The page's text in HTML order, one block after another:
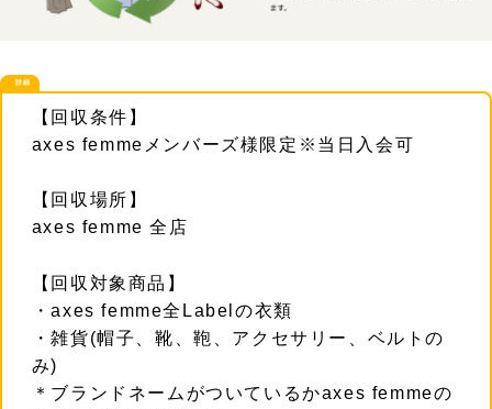
詳細
【回収条件】
axes femmeメンバーズ様限定※当日入会可
【回収場所】
axes femme 全店
【回収対象商品】
・axes femme全Labelの衣類
・雑貨(帽子、靴、鞄、アクセサリー、ベルトの
み)
＊ブランドネームがついているかaxes femmeの